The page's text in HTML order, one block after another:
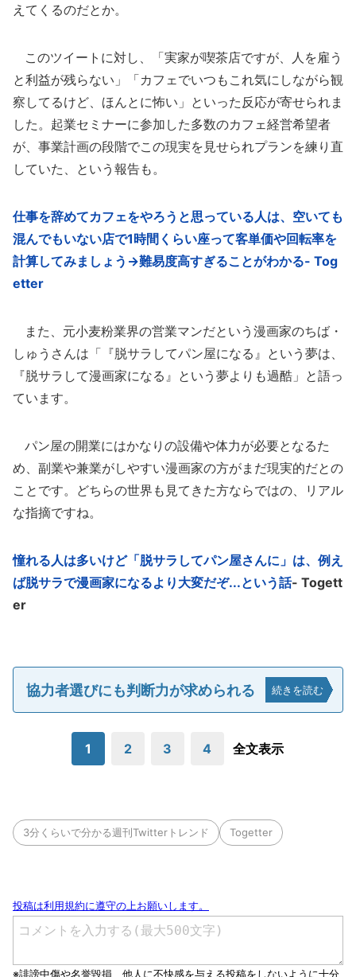
えてくるのだとか。
このツイートに対し、「実家が喫茶店ですが、人を雇う
と利益が残らない」「カフェでいつもこれ気にしながら観
察してるけど、ほんとに怖い」といった反応が寄せられま
した。起業セミナーに参加した多数のカフェ経営希望者
が、事業計画の段階でこの現実を見せられプランを練り直
していた、という報告も。
仕事を辞めてカフェをやろうと思っている人は、空いても
混んでもいない店で1時間くらい座って客単価や回転率を
計算してみましょう→難易度高すぎることがわかる- Tog
etter
また、元小麦粉業界の営業マンだという漫画家のちば・
しゅうさんは「『脱サラしてパン屋になる』という夢は、
『脱サラして漫画家になる』という夢よりも過酷」と語っ
ています。
パン屋の開業にはかなりの設備や体力が必要となるた
め、副業や兼業がしやすい漫画家の方がまだ現実的だとの
ことです。どちらの世界も見てきた方ならではの、リアル
な指摘ですね。
憧れる人は多いけど「脱サラしてパン屋さんに」は、例え
ば脱サラで漫画家になるより大変だぞ...という話- Togett
er
協力者選びにも判断力が求められる 続きを読む
1 2 3 4 全文表示
3分くらいで分かる週刊Twitterトレンド Togetter